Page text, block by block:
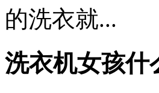
的洗衣就...
洗衣机女孩什